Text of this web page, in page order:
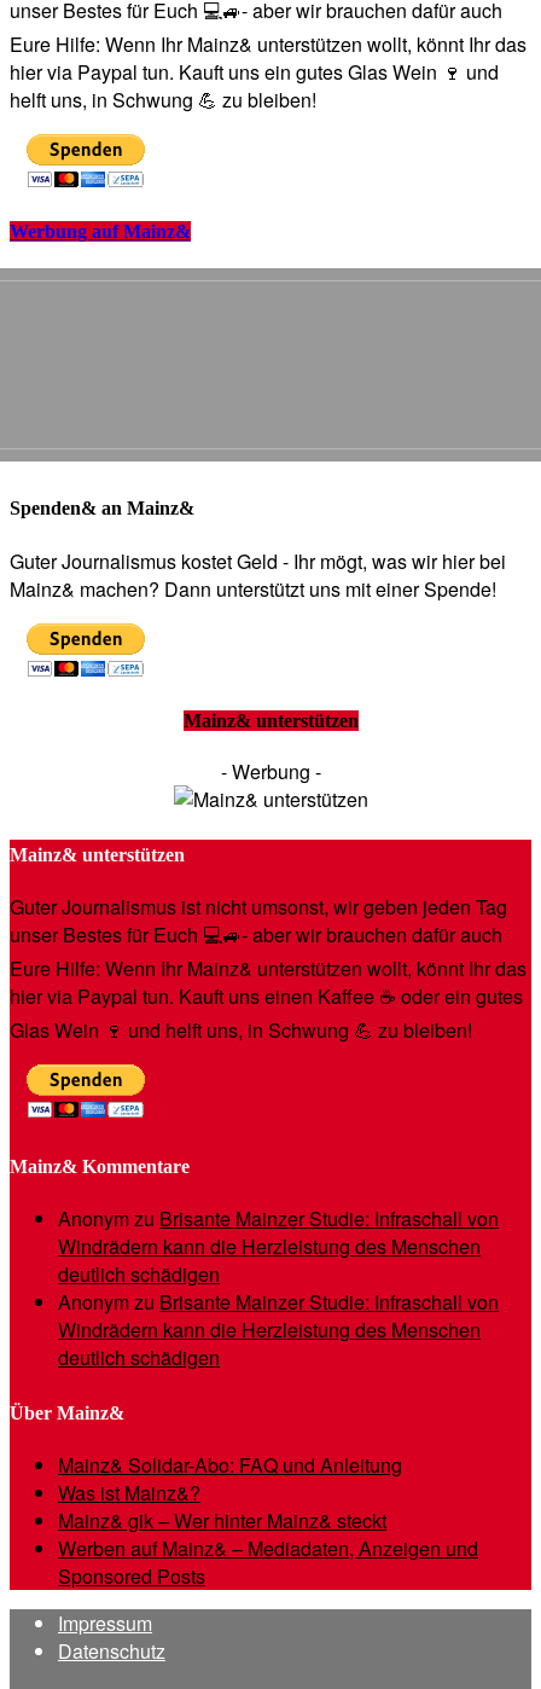
unser Bestes für Euch 💻🚙- aber wir brauchen dafür auch
Eure Hilfe: Wenn Ihr Mainz& unterstützen wollt, könnt Ihr das
hier via Paypal tun. Kauft uns ein gutes Glas Wein 🍷 und
helft uns, in Schwung 💪 zu bleiben!
Werbung auf Mainz&
Spenden& an Mainz&
Guter Journalismus kostet Geld - Ihr mögt, was wir hier bei
Mainz& machen? Dann unterstützt uns mit einer Spende!
Mainz& unterstützen
- Werbung -
Mainz& unterstützen
Guter Journalismus ist nicht umsonst, wir geben jeden Tag
unser Bestes für Euch 💻🚙- aber wir brauchen dafür auch
Eure Hilfe: Wenn Ihr Mainz& unterstützen wollt, könnt Ihr das
hier via Paypal tun. Kauft uns einen Kaffee ☕️ oder ein gutes
Glas Wein 🍷 und helft uns, in Schwung 💪 zu bleiben!
Mainz& Kommentare
Anonymzu Brisante Mainzer Studie: Infraschall von
Windrädern kann die Herzleistung des Menschen
deutlich schädigen
Anonymzu Brisante Mainzer Studie: Infraschall von
Windrädern kann die Herzleistung des Menschen
deutlich schädigen
Über Mainz&
Mainz& Solidar-Abo: FAQ und Anleitung
Was ist Mainz&?
Mainz& gik – Wer hinter Mainz& steckt
Werben auf Mainz& – Mediadaten, Anzeigen und
Sponsored Posts
Impressum
Datenschutz